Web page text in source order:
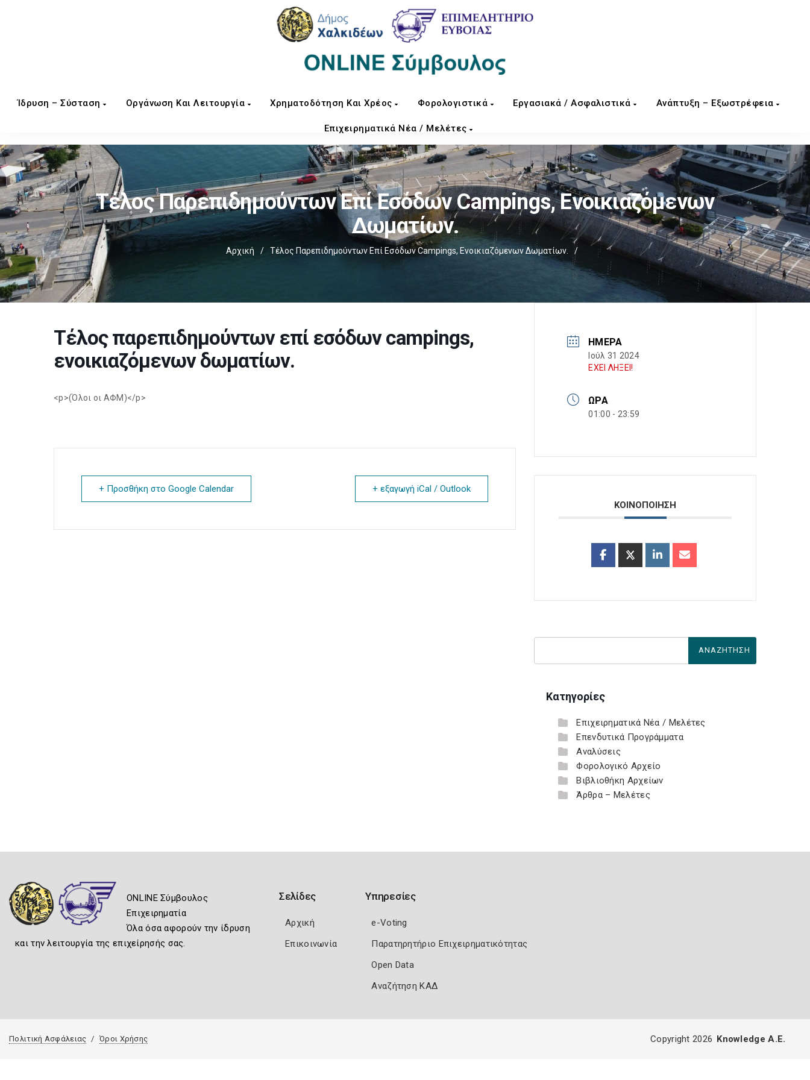
Ίδρυση – Σύσταση Οργάνωση Και Λειτουργία Χρηματοδότηση Και Χρέος Φορολογιστικά Εργασιακά / Ασφαλιστικά Ανάπτυξη – Εξωστρέφεια
Επιχειρηματικά Νέα / Μελέτες
Τέλος Παρεπιδημούντων Επί Εσόδων Campings, Ενοικιαζόμενων
Δωματίων.
Αρχική / Τέλος Παρεπιδημούντων Επί Εσόδων Campings, Ενοικιαζόμενων Δωματίων. /
Τέλος παρεπιδημούντων επί εσόδων campings,
ενοικιαζόμενων δωματίων.
<p>(Όλοι οι ΑΦΜ)</p>
+ Προσθήκη στο Google Calendar + εξαγωγή iCal / Outlook
ΗΜΈΡΑ
Ιούλ 31 2024
ΕΧΕΙ ΛΗΞΕΙ!
ΏΡΑ
01:00 - 23:59
ΚΟΙΝΟΠΟΙΗΣΗ
Κατηγορίες
Επιχειρηματικά Νέα / Μελέτες
Επενδυτικά Προγράμματα
Αναλύσεις
Φορολογικό Αρχείο
Βιβλιοθήκη Αρχείων
Άρθρα – Μελέτες
ONLINE Σύμβουλος
Επιχειρηματία
Όλα όσα αφορούν την ίδρυση
και την λειτουργία της επιχείρησής σας.
Σελίδες
Αρχική
Επικοινωνία
Υπηρεσίες
e-Voting
Παρατηρητήριο Επιχειρηματικότητας
Open Data
Αναζήτηση ΚΑΔ
Πολιτική Ασφάλειας Όροι Χρήσης Copyright 2026 Knowledge A.E.